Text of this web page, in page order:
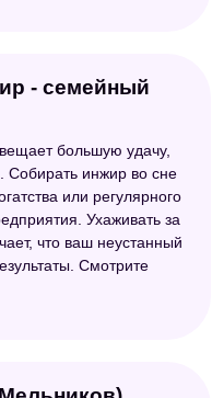
- семейный
большую удачу,
Собирать инжир во сне
или регулярного
Ухаживать за
что ваш неустанный
Смотрите